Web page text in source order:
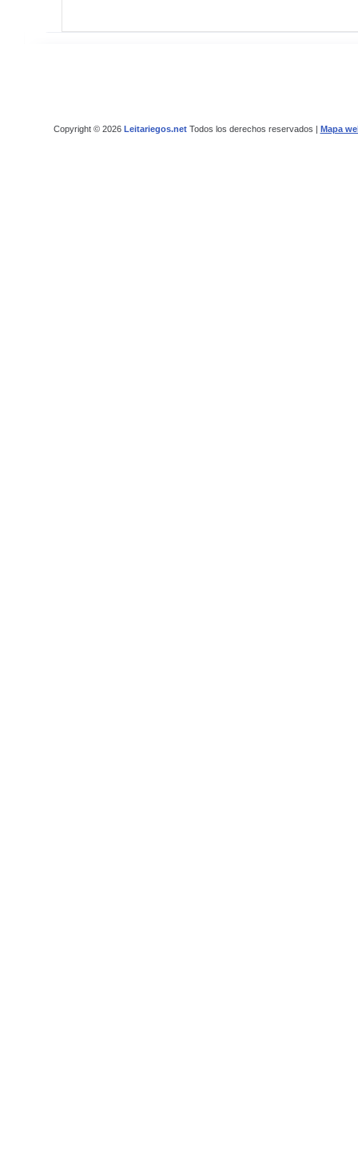
Copyright © 2026 Leitariegos.netTodos los derechos reservados | Mapa